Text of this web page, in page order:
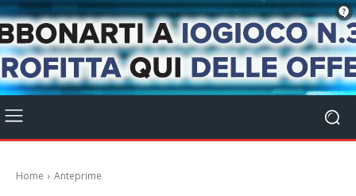
Home Anteprime